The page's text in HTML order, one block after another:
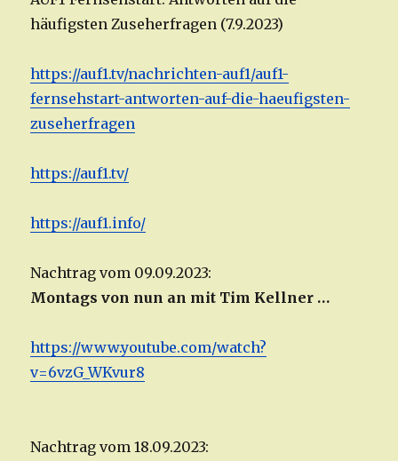
häufigsten Zuseherfragen (7.9.2023)
https://auf1.tv/nachrichten-auf1/auf1-
fernsehstart-antworten-auf-die-haeufigsten-
zuseherfragen
https://auf1.tv/
https://auf1.info/
Nachtrag vom 09.09.2023:
Montags von nun an mit Tim Kellner …
https://www.youtube.com/watch?
v=6vzG_WKvur8
Nachtrag vom 18.09.2023: